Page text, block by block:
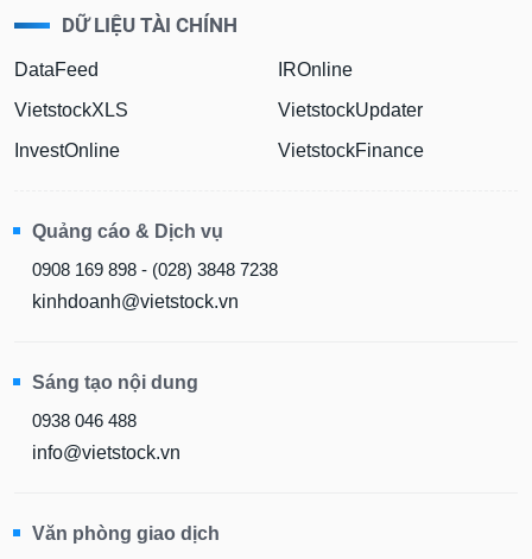
DỮ LIỆU TÀI CHÍNH
DataFeed
VietstockXLS
InvestOnline
IROnline
VietstockUpdater
VietstockFinance
Quảng cáo & Dịch vụ
0908 169 898 - (028) 3848 7238
kinhdoanh@vietstock.vn
Sáng tạo nội dung
0938 046 488
info@vietstock.vn
Văn phòng giao dịch